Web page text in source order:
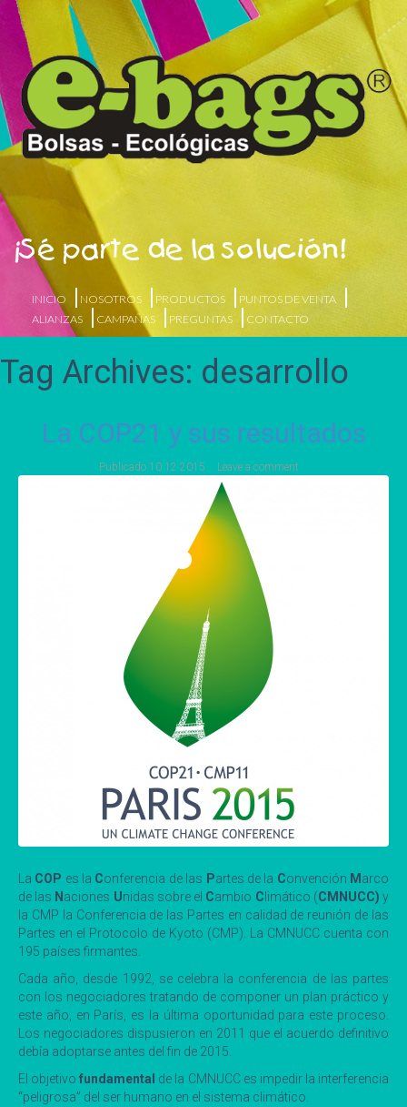
¡Sé parte de la solución!
INICIO NOSOTROS PRODUCTOS
PUNTOS DE VENTA
ALIANZAS
CAMPAÑAS PREGUNTAS CONTACTO
Tag Archives: desarrollo
La COP21 y sus resultados
Publicado 10 12 2015 Leave a comment
La COP es la Conferencia de las Partes de la Convención M arco
de las N aciones Unidas sobre el Cambio C limático (CMNUCC) y
la CMP la Conferencia de las Partes en calidad de reunión de las
Partes en el Protocolo de Kyoto (CMP). La CMNUCC cuenta con
195 países firmantes.
Cada año, desde 1992, se celebra la conferencia de las partes
con los negociadores tratando de componer un plan práctico y
este año, en París, es la última oportunidad para este proceso.
Los negociadores dispusieron en 2011 que el acuerdo definitivo
debía adoptarse antes del fin de 2015.
El objetivofundamental de la CMNUCC es impedir la interferencia
“peligrosa” del ser humano en el sistema climático.